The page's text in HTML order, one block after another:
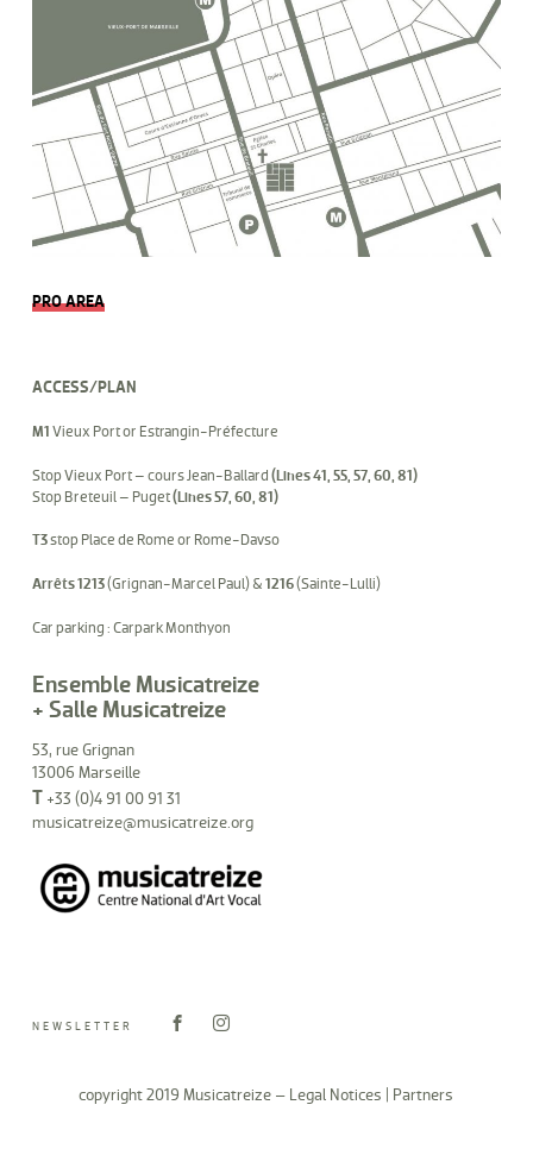
PRO AREA
ACCESS/PLAN
M1 Vieux Port or Estrangin-Préfecture
Stop Vieux Port – cours Jean-Ballard (Lines 41, 55, 57, 60, 81)
Stop Breteuil – Puget(Lines 57, 60, 81)
T3stop Place de Rome or Rome-Davso
Arrêts 1213(Grignan-Marcel Paul) & 1216(Sainte-Lulli)
Car parking : Carpark Monthyon
Ensemble Musicatreize
+ Salle Musicatreize
53, rue Grignan
13006 Marseille
T+33 (0)4 91 00 91 31
musicatreize@musicatreize.org
NEWSLETTER
copyright 2019 Musicatreize – Legal Notices Partners